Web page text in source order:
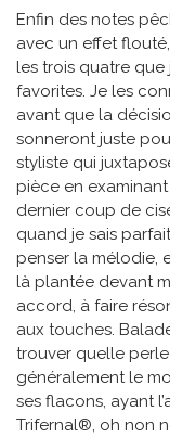
Enfin des notes
avec un effet
les trois quatre que
favorites. Je les
avant que la
sonneront juste
styliste qui
pièce en
dernier coup de
quand je sais
penser la mélodie,
là plantée devant
accord, à faire
aux touches.
trouver quelle perle
généralement le
ses flacons, ayant
Trifernal®, oh non